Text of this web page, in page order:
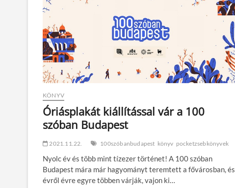
KÖNYV
Óriásplakát kiállítással vár a 100
szóban Budapest
2021.11.22. 100szóbanbudapest könyv pocketzsebkönyvek
Nyolc év és több mint tízezer történet! A 100 szóban
Budapest mára már hagyományt teremtett a fővárosban, és
évről évre egyre többen várják, vajon ki…